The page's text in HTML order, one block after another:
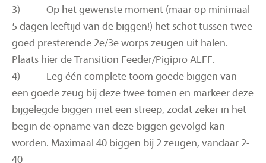
3) Op het gewenste moment (maar op minimaal
5 dagen leeftijd van de biggen!) het schot tussen twee
goed presterende 2e/3e worps zeugen uit halen.
Plaats hier de Transition Feeder/Pigipro ALFF.
4) Leg één complete toom goede biggen van
een goede zeug bij deze twee tomen en markeer deze
bijgelegde biggen met een streep, zodat zeker in het
begin de opname van deze biggen gevolgd kan
worden. Maximaal 40 biggen bij 2 zeugen, vandaar 2-
40